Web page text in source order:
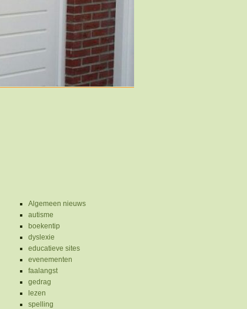
Algemeen nieuws
autisme
boekentip
dyslexie
educatieve sites
evenementen
faalangst
gedrag
lezen
spelling